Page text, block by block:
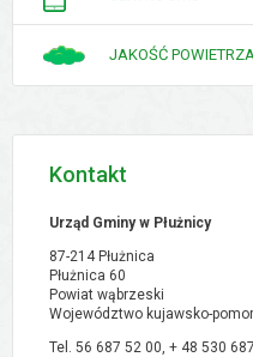
JAKOŚĆ POWIETRZA
Kontakt
Urząd Gminy w Płużnicy
87-214 Płużnica
Płużnica 60
Powiat wąbrzeski
Województwo kujawsko-
Tel. 56 687 52 00, + 48 530